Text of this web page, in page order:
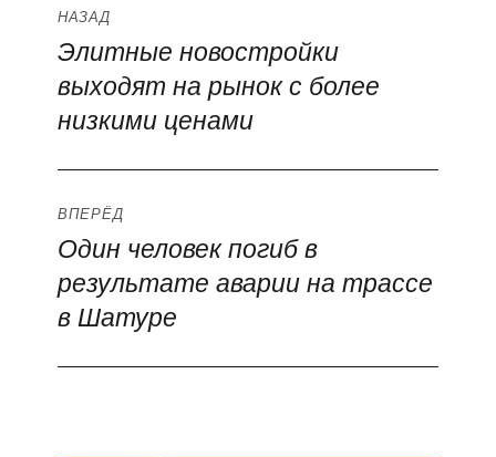
Навигация
по
записям
НАЗАД
Предыдущая
запись:
Элитные новостройки
выходят на рынок с более
низкими ценами
ВПЕРЁД
Следующая
запись:
Один человек погиб в
результате аварии на трассе
в Шатуре